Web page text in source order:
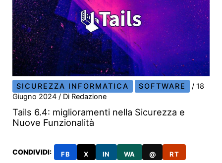
SICUREZZA INFORMATICA SOFTWARE /18
Giugno 2024/ Di Redazione
Tails 6.4: miglioramenti nella Sicurezza e
Nuove Funzionalità
CONDIVIDI: FB X IN WA @ RT